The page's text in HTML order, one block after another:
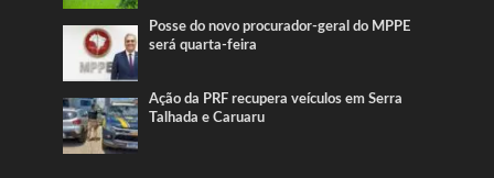
Posse do novo procurador-geral do MPPE
será quarta-feira
Ação da PRF recupera veículos em Serra
Talhada e Caruaru